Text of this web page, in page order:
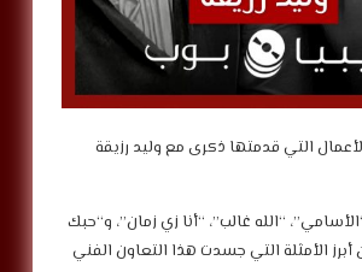
التي قدمتها ذكرى مع وليد رزيقة
“الله غالب”، “أنا زي زمان”، و“حبك
الأمثلة التي جسدت هذا التعاون الفني